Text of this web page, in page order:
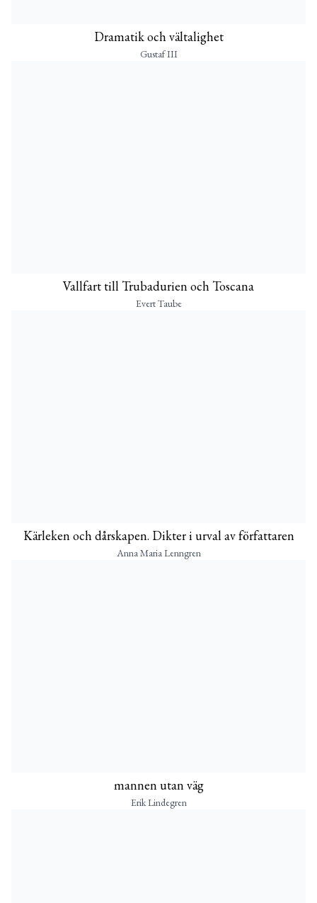
Dramatik och vältalighet
Gustaf III
Vallfart till Trubadurien och Toscana
Evert Taube
Kärleken och dårskapen. Dikter i urval av författaren
Anna Maria Lenngren
mannen utan väg
Erik Lindegren